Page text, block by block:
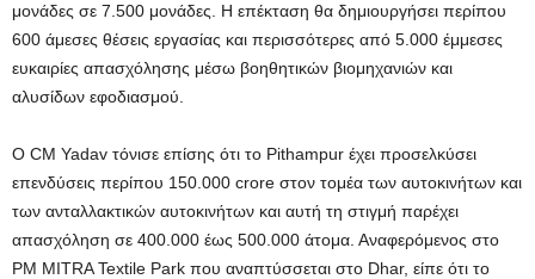
μονάδες σε 7.500 μονάδες. Η επέκταση θα δημιουργήσει περίπου
600 άμεσες θέσεις εργασίας και περισσότερες από 5.000 έμμεσες
ευκαιρίες απασχόλησης μέσω βοηθητικών βιομηχανιών και
αλυσίδων εφοδιασμού.
Ο CM Yadav τόνισε επίσης ότι το Pithampur έχει προσελκύσει
επενδύσεις περίπου 150.000 crore στον τομέα των αυτοκινήτων και
των ανταλλακτικών αυτοκινήτων και αυτή τη στιγμή παρέχει
απασχόληση σε 400.000 έως 500.000 άτομα. Αναφερόμενος στο
PM MITRA Textile Park που αναπτύσσεται στο Dhar, είπε ότι το